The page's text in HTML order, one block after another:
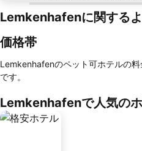
Lemkenhafenに関する
価格帯
Lemkenhafenのペット可ホテルの料
です。
Lemkenhafenで人気の